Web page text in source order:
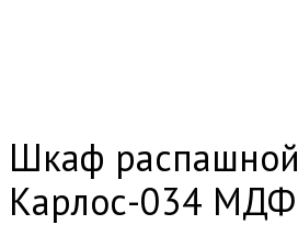
Шкаф распашной
Карлос-034 МДФ